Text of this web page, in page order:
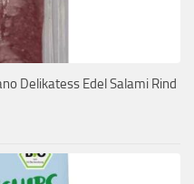
Delikatess Edel Salami Rind